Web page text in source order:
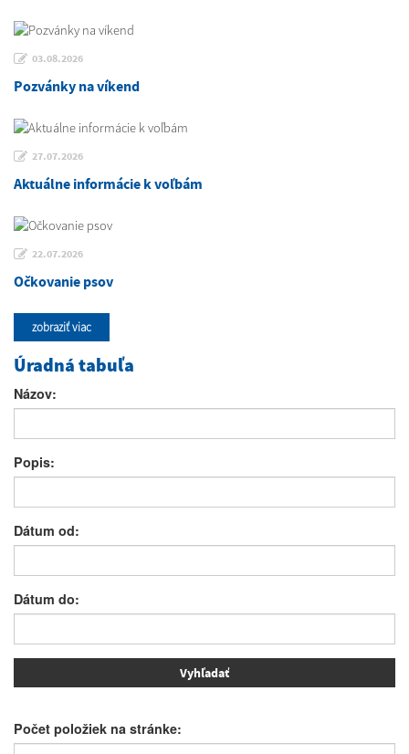
03.08.2026
Pozvánky na víkend
27.07.2026
Aktuálne informácie k voľbám
22.07.2026
Očkovanie psov
zobraziť viac
Úradná tabuľa
Názov:
Popis:
Dátum od:
Dátum do:
Počet položiek na stránke: